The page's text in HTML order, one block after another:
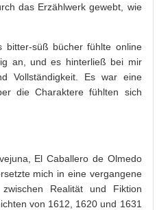
das Erzählwerk gewebt, wie
bitter-süß bücher fühlte online
an, und es hinterließ bei mir
Vollständigkeit. Es war eine
die Charaktere fühlten sich
El Caballero de Olmedo
mich in eine vergangene
Realität und Fiktion
von 1612, 1620 und 1631